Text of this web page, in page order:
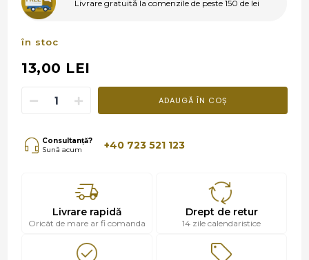
Livrare gratuită la comenzile de peste 150 de lei
în stoc
13,00 LEI
ADAUGĂ ÎN COȘ
Consultanță?
Sună acum
+40 723 521 123
Livrare rapidă
Oricât de mare ar fi comanda
Drept de retur
14 zile calendaristice